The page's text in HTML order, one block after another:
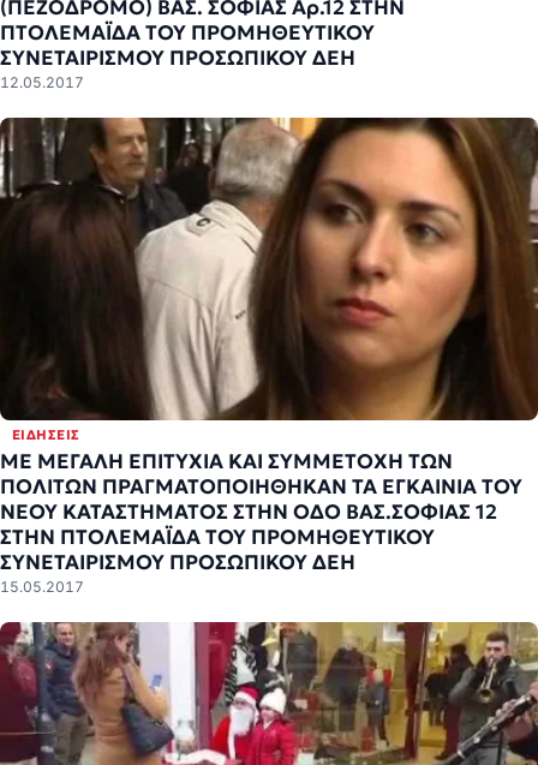
(ΠΕΖΟΔΡΟΜΟ) ΒΑΣ. ΣΟΦΙΑΣ Αρ.12 ΣΤΗΝ
ΠΤΟΛΕΜΑΪΔΑ ΤΟΥ ΠΡΟΜΗΘΕΥΤΙΚΟΥ
ΣΥΝΕΤΑΙΡΙΣΜΟΥ ΠΡΟΣΩΠΙΚΟΥ ΔΕΗ
12.05.2017
ΕΙΔΉΣΕΙΣ
ΜΕ ΜΕΓΑΛΗ ΕΠΙΤΥΧΙΑ ΚΑΙ ΣΥΜΜΕΤΟΧΗ ΤΩΝ
ΠΟΛΙΤΩΝ ΠΡΑΓΜΑΤΟΠΟΙΗΘΗΚΑΝ ΤΑ ΕΓΚΑΙΝΙΑ ΤΟΥ
ΝΕΟΥ ΚΑΤΑΣΤΗΜΑΤΟΣ ΣΤΗΝ ΟΔΟ ΒΑΣ.ΣΟΦΙΑΣ 12
ΣΤΗΝ ΠΤΟΛΕΜΑΪΔΑ ΤΟΥ ΠΡΟΜΗΘΕΥΤΙΚΟΥ
ΣΥΝΕΤΑΙΡΙΣΜΟΥ ΠΡΟΣΩΠΙΚΟΥ ΔΕΗ
15.05.2017